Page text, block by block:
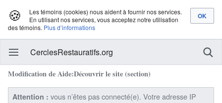
🍪
Les témoins (cookies) nous aident à fournir nos services.
En utilisant nos services, vous acceptez notre utilisation
des témoins. Plus d’informations
CerclesRestauratifs.org
Modification de Aide:Découvrir le site (section)
Attention : vous n’êtes pas connecté(e). Votre adresse IP